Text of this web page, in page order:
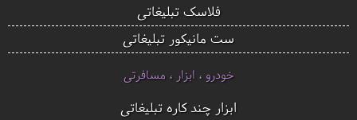
فلاسک تبلیغاتی
ست مانیکور تبلیغاتی
خودرو ، ابزار ، مسافرتی
ابزار چند کاره تبلیغاتی